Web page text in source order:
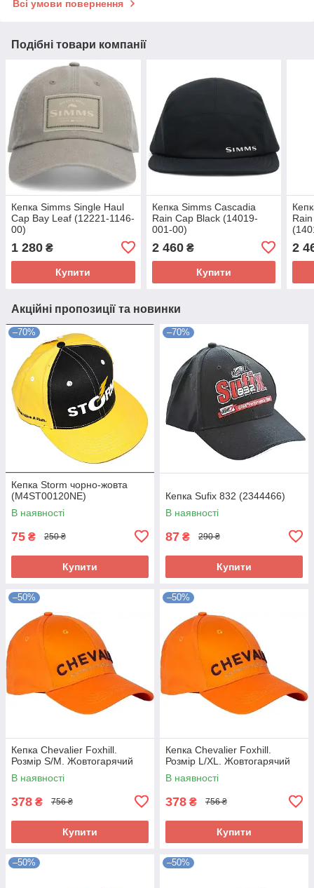
Всі умови повернення
Подібні товари компанії
Кепка Simms Single Haul
Cap Bay Leaf (12221-1146-
00)
1 280 ₴
Купити
Кепка Simms Cascadia
Rain Cap Black (14019-
001-00)
2 460₴
Купити
2
Акційні пропозиції та новинки
–70%
Кепка Storm чорно-жовта
(M4ST00120NE)
В наявності
75 ₴ 250 ₴
Купити
–70%
Кепка Sufix 832 (2344466)
В наявності
87 ₴ 290 ₴
Купити
–50%
Кепка Chevalier Foxhill.
Розмір S/M. Жовтогарячий
В наявності
378 ₴ 756 ₴
Купити
–50%
Кепка Chevalier Foxhill.
Розмір L/XL. Жовтогарячий
В наявності
378 ₴ 756 ₴
Купити
–50% –50%